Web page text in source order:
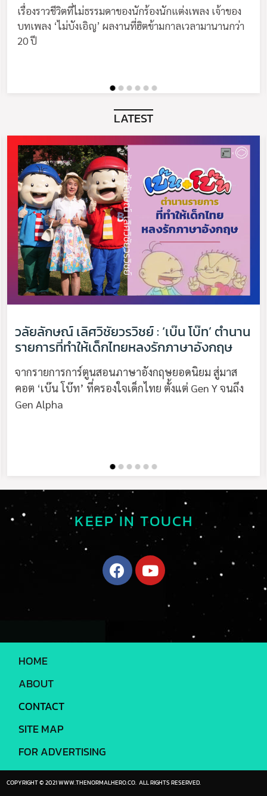
เรื่องราวชีวิตที่ไม่ธรรมดาของนักร้องนักแต่งเพลง เจ้าของ
บทเพลง ‘ไม่บังเอิญ’ ผลงานที่ฮิตข้ามกาลเวลามานานกว่า
20 ปี
LATEST
วลัยลักษณ์ เลิศวิชัยวรวิชย์ : ‘เบ๊น โบ๊ท’ ตำนาน
รายการที่ทำให้เด็กไทยหลงรักภาษาอังกฤษ
จากรายการการ์ตูนสอนภาษาอังกฤษยอดนิยม สู่มาส
คอต ‘เบ๊น โบ๊ท’ ที่ครองใจเด็กไทย ตั้งแต่ Gen Y จนถึง
Gen Alpha
KEEP IN TOUCH
HOME
ABOUT
CONTACT
SITE MAP
FOR ADVERTISING
COPYRIGHT © 2021 WWW.THENORMALHERO.CO. ALL RIGHTS RESERVED.